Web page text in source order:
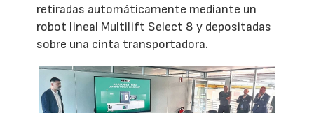
retiradas automáticamente mediante un
robot lineal Multilift Select 8 y depositadas
sobre una cinta transportadora.